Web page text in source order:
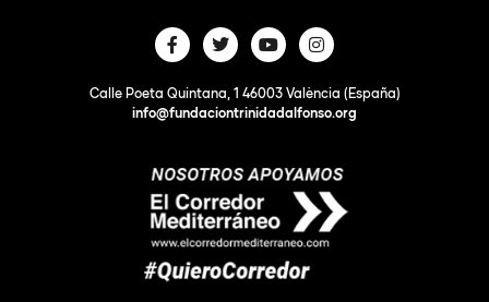
Calle Poeta Quintana, 1 46003 València (España)
info@fundaciontrinidadalfonso.org